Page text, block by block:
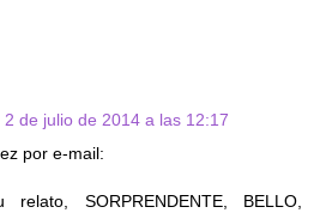
2 de julio de 2014 a las 12:17
por e-mail:
SORPRENDENTE, BELLO,